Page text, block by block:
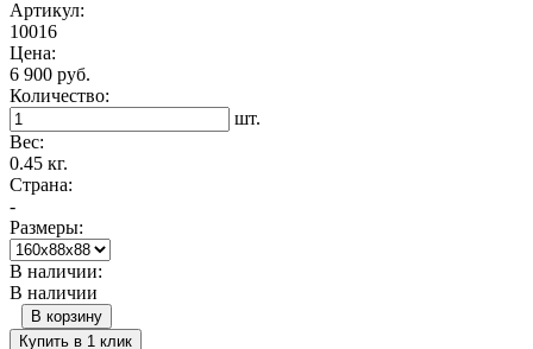
Артикул:
10016
Цена:
6 900 руб.
Количество:
шт.
Вес:
0.45 кг.
Страна:
-
Размеры:
В наличии:
В наличии
В корзину
Купить в 1 клик